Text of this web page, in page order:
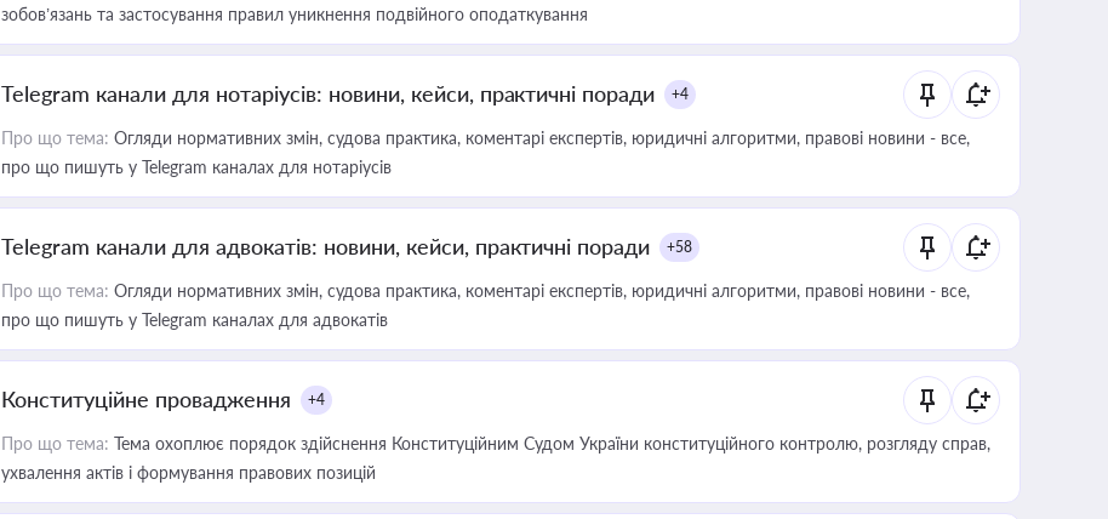
зобов’язань та застосування правил уникнення подвійного оподаткування
Telegram канали для нотаріусів: новини, кейси, практичні поради +4
Про що тема: Огляди нормативних змін, судова практика, коментарі експертів, юридичні алгоритми, правові новини - все,
про що пишуть у Telegram каналах для нотаріусів
Telegram канали для адвокатів: новини, кейси, практичні поради +58
Про що тема: Огляди нормативних змін, судова практика, коментарі експертів, юридичні алгоритми, правові новини - все,
про що пишуть у Telegram каналах для адвокатів
Конституційне провадження +4
Про що тема: Тема охоплює порядок здійснення Конституційним Судом України конституційного контролю, розгляду справ,
ухвалення актів і формування правових позицій